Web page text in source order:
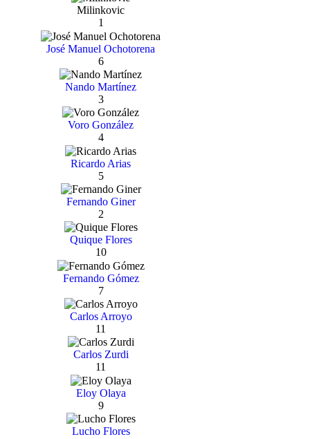
Milinkovic
1
José Manuel Ochotorena
6
Nando Martínez
3
Voro González
4
Ricardo Arias
5
Fernando Giner
2
Quique Flores
10
Fernando Gómez
7
Carlos Arroyo
11
Carlos Zurdi
11
Eloy Olaya
9
Lucho Flores